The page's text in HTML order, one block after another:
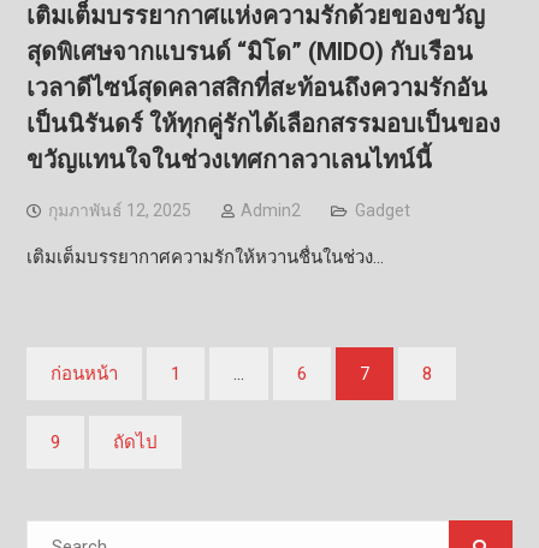
เติมเต็มบรรยากาศแห่งความรักด้วยของขวัญ
สุดพิเศษจากแบรนด์ “มิโด” (MIDO) กับเรือน
เวลาดีไซน์สุดคลาสสิกที่สะท้อนถึงความรักอัน
เป็นนิรันดร์ ให้ทุกคู่รักได้เลือกสรรมอบเป็นของ
ขวัญแทนใจในช่วงเทศกาลวาเลนไทน์นี้
กุมภาพันธ์ 12, 2025 Admin2 Gadget
เติมเต็มบรรยากาศความรักให้หวานชื่นในช่วง…
Posts
ก่อนหน้า 1 … 6 7 8
9 ถัดไป
Search